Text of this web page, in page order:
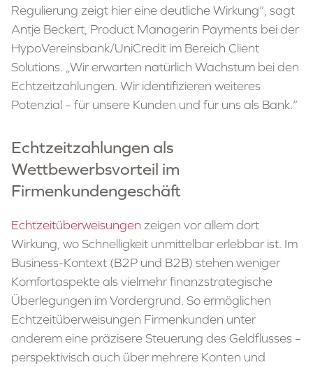
Regulierung zeigt hier eine deutliche Wirkung“, sagt
Antje Beckert, Product Managerin Payments bei der
HypoVereinsbank/UniCredit im Bereich Client
Solutions. „Wir erwarten natürlich Wachstum bei den
Echtzeitzahlungen. Wir identifizieren weiteres
Potenzial – für unsere Kunden und für uns als Bank.“
Echtzeitzahlungen als
Wettbewerbsvorteil im
Firmenkundengeschäft
Echtzeitüberweisungen zeigen vor allem dort
Wirkung, wo Schnelligkeit unmittelbar erlebbar ist. Im
Business-Kontext (B2P und B2B) stehen weniger
Komfortaspekte als vielmehr finanzstrategische
Überlegungen im Vordergrund. So ermöglichen
Echtzeitüberweisungen Firmenkunden unter
anderem eine präzisere Steuerung des Geldflusses –
perspektivisch auch über mehrere Konten und